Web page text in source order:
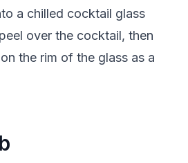
a chilled cocktail glass
over the cocktail, then
the rim of the glass as a